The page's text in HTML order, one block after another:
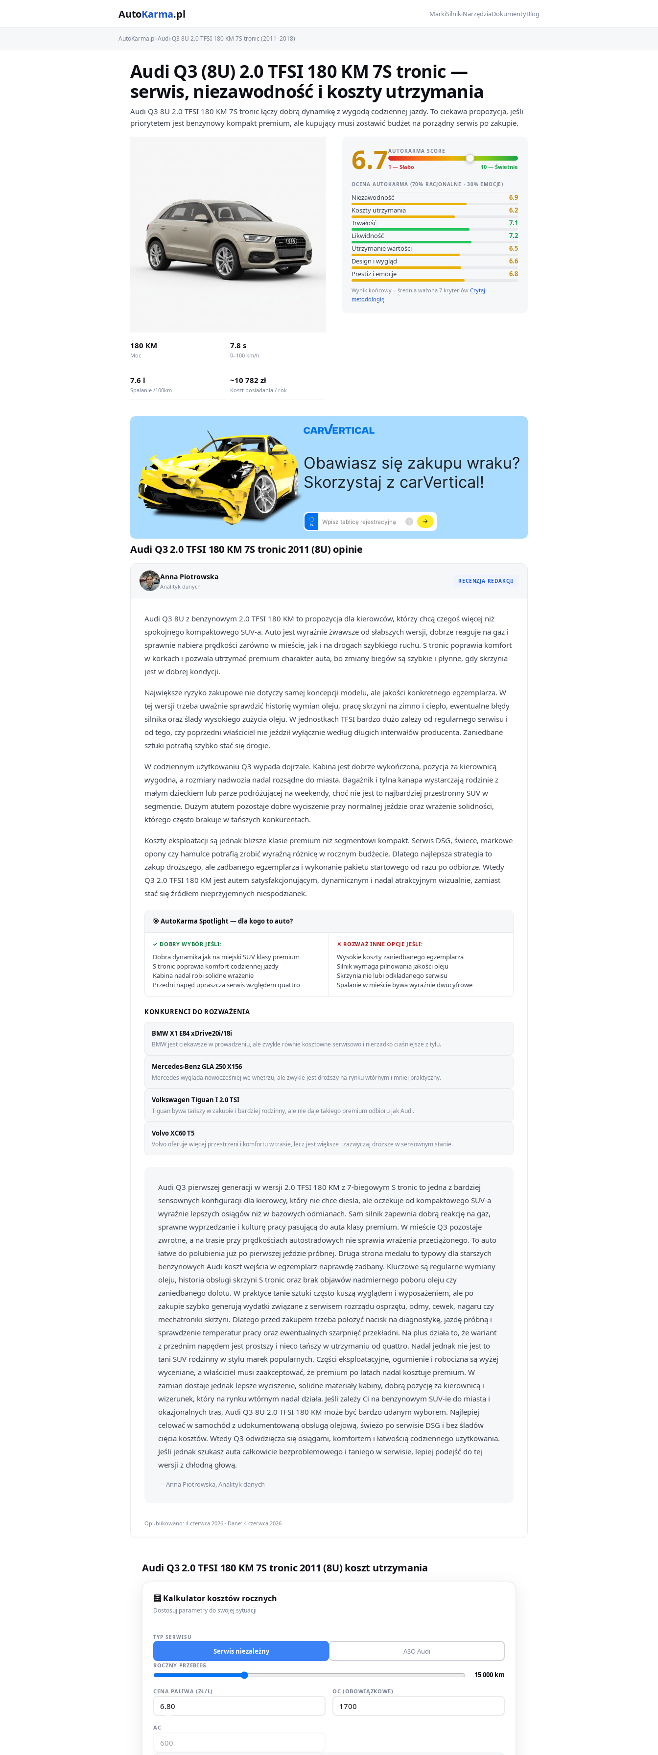
AutoKarma.pl MarkiSilnikiNarzędziaDokumentyBlog
AutoKarma.pl›Audi›Q3 8U 2.0 TFSI 180 KM 7S tronic (2011–2018)
Audi Q3 (8U) 2.0 TFSI 180 KM 7S tronic —
serwis, niezawodność i koszty utrzymania
Audi Q3 8U 2.0 TFSI 180 KM 7S tronic łączy dobrą dynamikę z wygodą codziennej jazdy. To ciekawa propozycja, jeśli
priorytetem jest benzynowy kompakt premium, ale kupujący musi zostawić budżet na porządny serwis po zakupie.
180 KM
Moc
7.8 s
0–100 km/h
7.6 l
Spalanie /100km
~10 782 zł
Koszt posiadania / rok
6.7AUTOKARMA SCORE
1 — Słabo 10 — Świetnie
OCENA AUTOKARMA (70% RACJONALNE · 30% EMOCJE)
Niezawodność
6.9
Koszty utrzymania
6.2
Trwałość
7.1
Likwidność
7.2
Utrzymanie wartości
6.5
Design i wygląd
6.6
Prestiż i emocje
6.8
Wynik końcowy = średnia ważona 7 kryteriów Czytaj
metodologię
Audi Q3 2.0 TFSI 180 KM 7S tronic 2011 (8U) opinie
Anna Piotrowska
Analityk danych
RECENZJA REDAKCJI
Audi Q3 8U z benzynowym 2.0 TFSI 180 KM to propozycja dla kierowców, którzy chcą czegoś więcej niż
spokojnego kompaktowego SUV-a. Auto jest wyraźnie żwawsze od słabszych wersji, dobrze reaguje na gaz i
sprawnie nabiera prędkości zarówno w mieście, jak i na drogach szybkiego ruchu. S tronic poprawia komfort
w korkach i pozwala utrzymać premium charakter auta, bo zmiany biegów są szybkie i płynne, gdy skrzynia
jest w dobrej kondycji.
Największe ryzyko zakupowe nie dotyczy samej koncepcji modelu, ale jakości konkretnego egzemplarza. W
tej wersji trzeba uważnie sprawdzić historię wymian oleju, pracę skrzyni na zimno i ciepło, ewentualne błędy
silnika oraz ślady wysokiego zużycia oleju. W jednostkach TFSI bardzo dużo zależy od regularnego serwisu i
od tego, czy poprzedni właściciel nie jeździł wyłącznie według długich interwałów producenta. Zaniedbane
sztuki potrafią szybko stać się drogie.
W codziennym użytkowaniu Q3 wypada dojrzale. Kabina jest dobrze wykończona, pozycja za kierownicą
wygodna, a rozmiary nadwozia nadal rozsądne do miasta. Bagażnik i tylna kanapa wystarczają rodzinie z
małym dzieckiem lub parze podróżującej na weekendy, choć nie jest to najbardziej przestronny SUV w
segmencie. Dużym atutem pozostaje dobre wyciszenie przy normalnej jeździe oraz wrażenie solidności,
którego często brakuje w tańszych konkurentach.
Koszty eksploatacji są jednak bliższe klasie premium niż segmentowi kompakt. Serwis DSG, świece, markowe
opony czy hamulce potrafią zrobić wyraźną różnicę w rocznym budżecie. Dlatego najlepsza strategia to
zakup droższego, ale zadbanego egzemplarza i wykonanie pakietu startowego od razu po odbiorze. Wtedy
Q3 2.0 TFSI 180 KM jest autem satysfakcjonującym, dynamicznym i nadal atrakcyjnym wizualnie, zamiast
stać się źródłem nieprzyjemnych niespodzianek.
🎯 AutoKarma Spotlight — dla kogo to auto?
✓ DOBRY WYBÓR JEŚLI:
Dobra dynamika jak na miejski SUV klasy premium
S tronic poprawia komfort codziennej jazdy
Kabina nadal robi solidne wrażenie
Przedni napęd upraszcza serwis względem quattro
✕ ROZWAŻ INNE OPCJE JEŚLI:
Wysokie koszty zaniedbanego egzemplarza
Silnik wymaga pilnowania jakości oleju
Skrzynia nie lubi odkładanego serwisu
Spalanie w mieście bywa wyraźnie dwucyfrowe
KONKURENCI DO ROZWAŻENIA
BMW X1 E84 xDrive20i/18i
BMW jest ciekawsze w prowadzeniu, ale zwykle równie kosztowne serwisowo i nierzadko ciaśniejsze z tyłu.
Mercedes-Benz GLA 250 X156
Mercedes wygląda nowocześniej we wnętrzu, ale zwykle jest droższy na rynku wtórnym i mniej praktyczny.
Volkswagen Tiguan I 2.0 TSI
Tiguan bywa tańszy w zakupie i bardziej rodzinny, ale nie daje takiego premium odbioru jak Audi.
Volvo XC60 T5
Volvo oferuje więcej przestrzeni i komfortu w trasie, lecz jest większe i zazwyczaj droższe w sensownym stanie.
Audi Q3 pierwszej generacji w wersji 2.0 TFSI 180 KM z 7-biegowym S tronic to jedna z bardziej
sensownych konfiguracji dla kierowcy, który nie chce diesla, ale oczekuje od kompaktowego SUV-a
wyraźnie lepszych osiągów niż w bazowych odmianach. Sam silnik zapewnia dobrą reakcję na gaz,
sprawne wyprzedzanie i kulturę pracy pasującą do auta klasy premium. W mieście Q3 pozostaje
zwrotne, a na trasie przy prędkościach autostradowych nie sprawia wrażenia przeciążonego. To auto
łatwe do polubienia już po pierwszej jeździe próbnej. Druga strona medalu to typowy dla starszych
benzynowych Audi koszt wejścia w egzemplarz naprawdę zadbany. Kluczowe są regularne wymiany
oleju, historia obsługi skrzyni S tronic oraz brak objawów nadmiernego poboru oleju czy
zaniedbanego dolotu. W praktyce tanie sztuki często kuszą wyglądem i wyposażeniem, ale po
zakupie szybko generują wydatki związane z serwisem rozrządu osprzętu, odmy, cewek, nagaru czy
mechatroniki skrzyni. Dlatego przed zakupem trzeba położyć nacisk na diagnostykę, jazdę próbną i
sprawdzenie temperatur pracy oraz ewentualnych szarpnięć przekładni. Na plus działa to, że wariant
z przednim napędem jest prostszy i nieco tańszy w utrzymaniu od quattro. Nadal jednak nie jest to
tani SUV rodzinny w stylu marek popularnych. Części eksploatacyjne, ogumienie i robocizna są wyżej
wyceniane, a właściciel musi zaakceptować, że premium po latach nadal kosztuje premium. W
zamian dostaje jednak lepsze wyciszenie, solidne materiały kabiny, dobrą pozycję za kierownicą i
wizerunek, który na rynku wtórnym nadal działa. Jeśli zależy Ci na benzynowym SUV-ie do miasta i
okazjonalnych tras, Audi Q3 8U 2.0 TFSI 180 KM może być bardzo udanym wyborem. Najlepiej
celować w samochód z udokumentowaną obsługą olejową, świeżo po serwisie DSG i bez śladów
cięcia kosztów. Wtedy Q3 odwdzięcza się osiągami, komfortem i łatwością codziennego użytkowania.
Jeśli jednak szukasz auta całkowicie bezproblemowego i taniego w serwisie, lepiej podejść do tej
wersji z chłodną głową.
— Anna Piotrowska, Analityk danych
Opublikowano: 4 czerwca 2026 · Dane: 4 czerwca 2026
Audi Q3 2.0 TFSI 180 KM 7S tronic 2011 (8U) koszt utrzymania
🧮 Kalkulator kosztów rocznych
Dostosuj parametry do swojej sytuacji
TYP SERWISU
Serwis niezależny ASO Audi
ROCZNY PRZEBIEG
15 000 km
CENA PALIWA (ZŁ/L) OC (OBOWIĄZKOWE)
AC